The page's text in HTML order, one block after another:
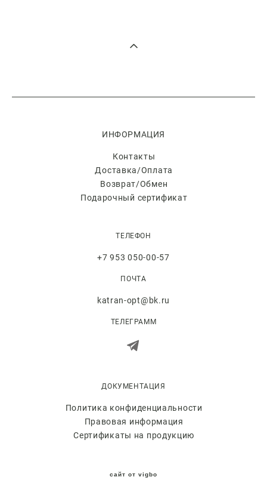
ИНФОРМАЦИЯ
Контакты
Доставка/Оплата
Возврат/Обмен
Подарочный сертификат
ТЕЛЕФОН
+7 953 050-00-57
ПОЧТА
katran-opt@bk.ru
ТЕЛЕГРАММ
ДОКУМЕНТАЦИЯ
Политика конфиденциальности
Правовая информация
Сертификаты на продукцию
сайт от vigbo